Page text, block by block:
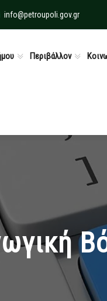
info@petroupoli.gov.gr
Περιβάλλον